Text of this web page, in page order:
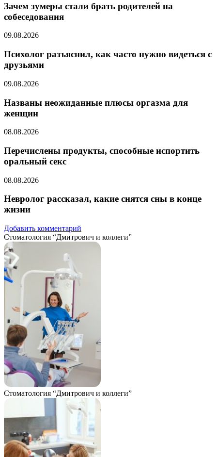
Зачем зумеры стали брать родителей на
собеседования
09.08.2026
Психолог разъяснил, как часто нужно видеться с
друзьями
09.08.2026
Названы неожиданные плюсы оргазма для
женщин
08.08.2026
Перечислены продукты, способные испортить
оральный секс
08.08.2026
Невролог рассказал, какие снятся сны в конце
жизни
Добавить комментарий
Стоматология “Дмитрович и коллеги”
Стоматология “Дмитрович и коллеги”